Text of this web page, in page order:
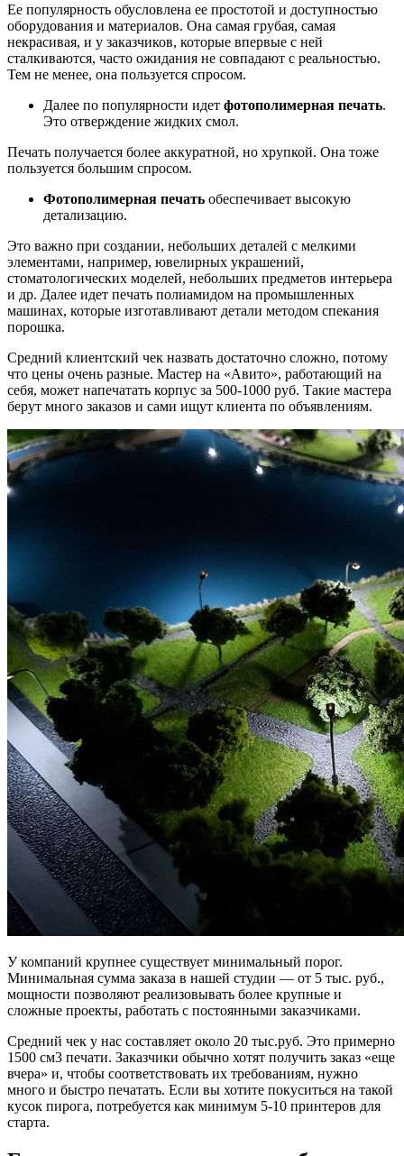
Ее популярность обусловлена ее простотой и доступностью
оборудования и материалов. Она самая грубая, самая
некрасивая, и у заказчиков, которые впервые с ней
сталкиваются, часто ожидания не совпадают с реальностью.
Тем не менее, она пользуется спросом.
Далее по популярности идет фотополимерная печать.
Это отверждение жидких смол.
Печать получается более аккуратной, но хрупкой. Она тоже
пользуется большим спросом.
Фотополимерная печать обеспечивает высокую
детализацию.
Это важно при создании, небольших деталей с мелкими
элементами, например, ювелирных украшений,
стоматологических моделей, небольших предметов интерьера
и др. Далее идет печать полиамидом на промышленных
машинах, которые изготавливают детали методом спекания
порошка.
Средний клиентский чек назвать достаточно сложно, потому
что цены очень разные. Мастер на «Авито», работающий на
себя, может напечатать корпус за 500-1000 руб. Такие мастера
берут много заказов и сами ищут клиента по объявлениям.
У компаний крупнее существует минимальный порог.
Минимальная сумма заказа в нашей студии — от 5 тыс. руб.,
мощности позволяют реализовывать более крупные и
сложные проекты, работать с постоянными заказчиками.
Средний чек у нас составляет около 20 тыс.руб. Это примерно
1500 см3 печати. Заказчики обычно хотят получить заказ «еще
вчера» и, чтобы соответствовать их требованиям, нужно
много и быстро печатать. Если вы хотите покуситься на такой
кусок пирога, потребуется как минимум 5-10 принтеров для
старта.